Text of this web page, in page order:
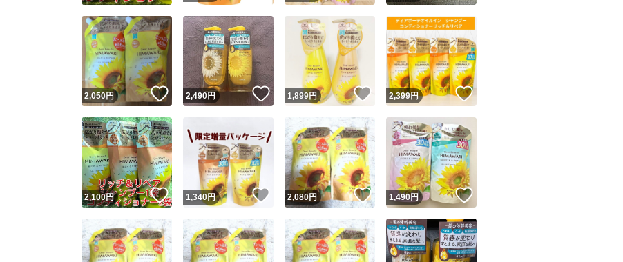
2,050円 いいね！
2,490円 いいね！
1,899円 いいね！
2,399円 いいね！
2,100円 いいね！
1,340円 いいね！
2,080円 いいね！
1,490円